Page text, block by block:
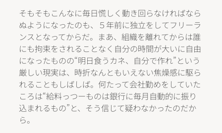
そもそもこんなに毎日慌しく動き回らなければなら
ぬようになったのも、５年前に独立をしてフリーラ
ンスとなってからだ。まあ、組織を離れてからは誰
にも拘束をされることなく自分の時間が大いに自由
になったものの“明日食うカネ、自分で作れ”という
厳しい現実は、時折なんともいえない焦燥感に駆ら
れることもしばしば。何たって会社勤めをしていた
ころは“給料っつーものは銀行に毎月自動的に振り
込まれるもの”と、そう信じて疑わなかったのだか
ら。